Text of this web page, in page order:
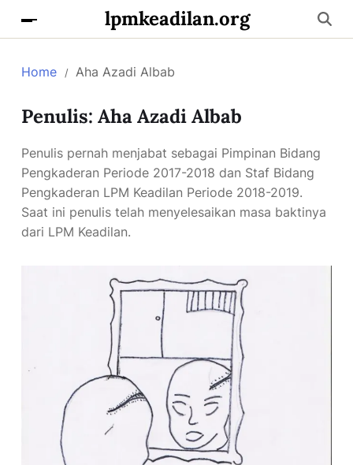
lpmkeadilan.org
Home Aha Azadi Albab
Penulis: Aha Azadi Albab
Penulis pernah menjabat sebagai Pimpinan Bidang
Pengkaderan Periode 2017-2018 dan Staf Bidang
Pengkaderan LPM Keadilan Periode 2018-2019.
Saat ini penulis telah menyelesaikan masa baktinya
dari LPM Keadilan.